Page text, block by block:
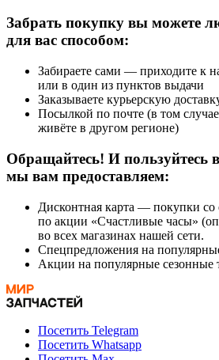
Забрать покупку вы можете
для вас способом:
Забираете сами — приходите к
или в один из пунктов выдачи
Заказываете курьерскую
Посылкой по почте (в том
живёте в другом регионе)
Обращайтесь! И пользуйтесь
мы вам предоставляем:
Дисконтная карта — покупки со
по акции «Счастливые часы»
во всех магазинах нашей сети.
Спецпредложения на
Акции на популярные сезонные
Посетить Telegram
Посетить Whatsapp